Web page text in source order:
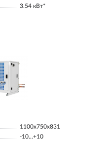
3.54 кВт*
1100х750х831
-10...+10